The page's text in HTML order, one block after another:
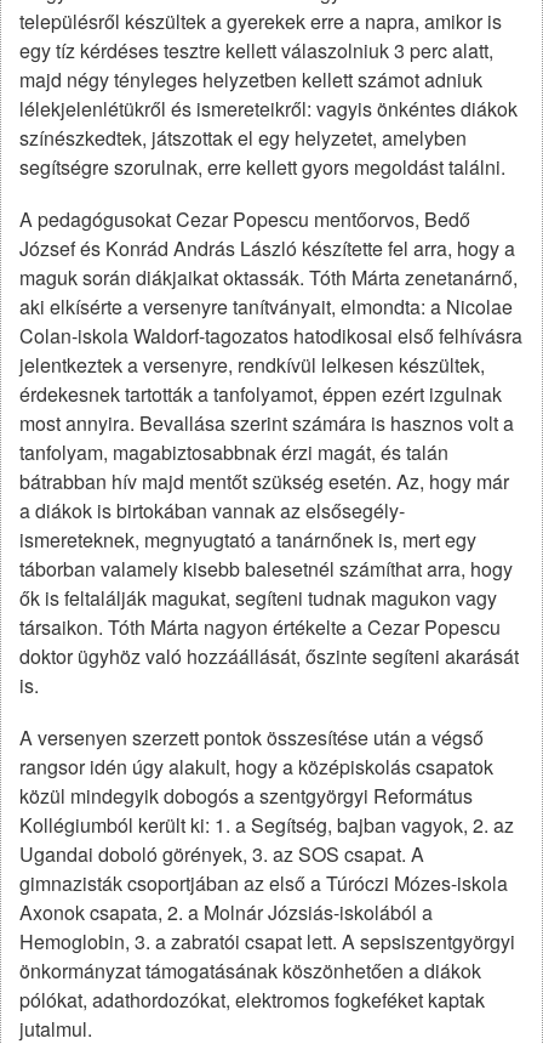
településről készültek a gyerekek erre a napra, amikor is
egy tíz kérdéses tesztre kellett válaszolniuk 3 perc alatt,
majd négy tényleges helyzetben kellett számot adniuk
lélekjelenlétükről és ismereteikről: vagyis önkéntes diákok
színészkedtek, játszottak el egy helyzetet, amelyben
segítségre szorulnak, erre kellett gyors megoldást találni.
A pedagógusokat Cezar Popescu mentőorvos, Bedő
József és Konrád András László készítette fel arra, hogy a
maguk során diákjaikat oktassák. Tóth Márta zenetanárnő,
aki elkísérte a versenyre tanítványait, elmondta: a Nicolae
Colan-iskola Waldorf-tagozatos hatodikosai első felhívásra
jelentkeztek a versenyre, rendkívül lelkesen készültek,
érdekesnek tartották a tanfolyamot, éppen ezért izgulnak
most annyira. Bevallása szerint számára is hasznos volt a
tanfolyam, magabiztosabbnak érzi magát, és talán
bátrabban hív majd mentőt szükség esetén. Az, hogy már
a diákok is birtokában vannak az elsősegély-
ismereteknek, megnyugtató a tanárnőnek is, mert egy
táborban valamely kisebb balesetnél számíthat arra, hogy
ők is feltalálják magukat, segíteni tudnak magukon vagy
társaikon. Tóth Márta nagyon értékelte a Cezar Popescu
doktor ügyhöz való hozzáállását, őszinte segíteni akarását
is.
A versenyen szerzett pontok összesítése után a végső
rangsor idén úgy alakult, hogy a középiskolás csapatok
közül mindegyik dobogós a szentgyörgyi Református
Kollégiumból került ki: 1. a Segítség, bajban vagyok, 2. az
Ugandai doboló görények, 3. az SOS csapat. A
gimnazisták csoportjában az első a Túróczi Mózes-iskola
Axonok csapata, 2. a Molnár Józsiás-iskolából a
Hemoglobin, 3. a zabratói csapat lett. A sepsiszentgyörgyi
önkormányzat támogatásának köszönhetően a diákok
pólókat, adathordozókat, elektromos fogkeféket kaptak
jutalmul.